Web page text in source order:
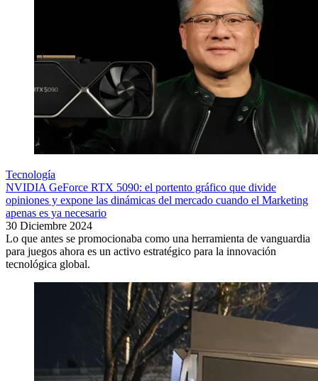
Tecnología
NVIDIA GeForce RTX 5090: el portento gráfico que divide
opiniones y expone las dinámicas del mercado cuando el Marketing
apenas es ya necesario
30 Diciembre 2024
Lo que antes se promocionaba como una herramienta de vanguardia
para juegos ahora es un activo estratégico para la innovación
tecnológica global.